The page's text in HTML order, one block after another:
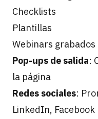
Checklists
Plantillas
Webinars grabados
Pop-ups de salida:
la página
Redes sociales:
LinkedIn, Facebook